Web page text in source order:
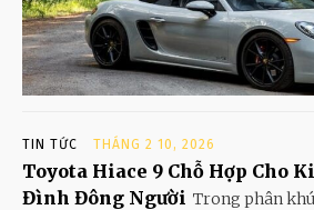
TIN TỨC THÁNG 2 10, 2026
Toyota Hiace 9 Chỗ Hợp Cho
Đình Đông Người Trong phân